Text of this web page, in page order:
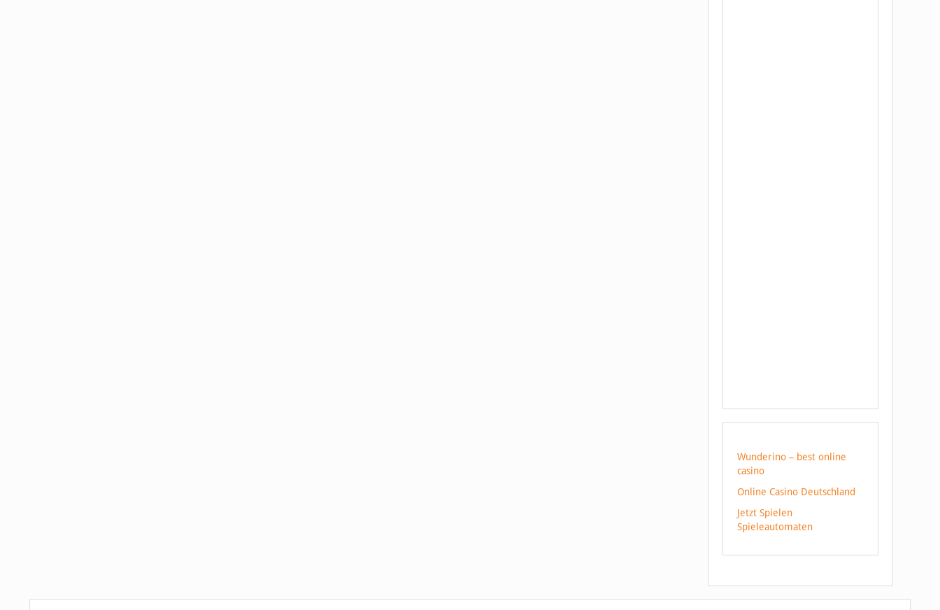
Wunderino – best online
casino
Online Casino Deutschland
Jetzt Spielen
Spieleautomaten